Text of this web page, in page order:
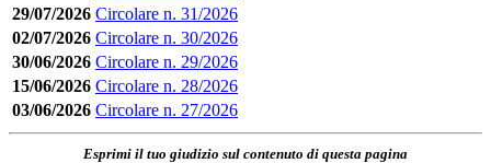
29/07/2026 Circolare n. 31/2026
02/07/2026 Circolare n. 30/2026
30/06/2026 Circolare n. 29/2026
15/06/2026 Circolare n. 28/2026
03/06/2026 Circolare n. 27/2026
Esprimi il tuo giudizio sul contenuto di questa pagina